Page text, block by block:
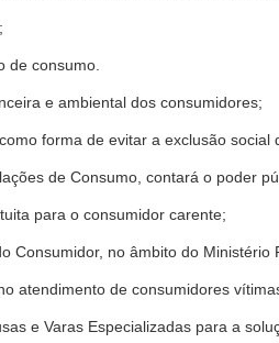
de consumo.
e ambiental dos
forma de evitar a exclusão
de Consumo, contará o poder
para o consumidor carente;
Consumidor, no âmbito do Ministério
atendimento de consumidores
e Varas Especializadas para a